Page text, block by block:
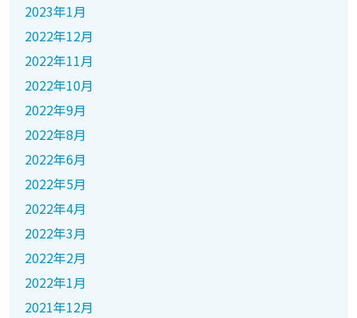
2023年1月
2022年12月
2022年11月
2022年10月
2022年9月
2022年8月
2022年6月
2022年5月
2022年4月
2022年3月
2022年2月
2022年1月
2021年12月